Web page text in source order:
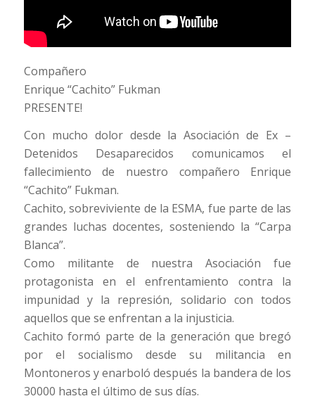
Compañero
Enrique “Cachito” Fukman
PRESENTE!
Con mucho dolor desde la Asociación de Ex –
Detenidos Desaparecidos comunicamos el
fallecimiento de nuestro compañero Enrique
“Cachito” Fukman.
Cachito, sobreviviente de la ESMA, fue parte de las
grandes luchas docentes, sosteniendo la “Carpa
Blanca”.
Como militante de nuestra Asociación fue
protagonista en el enfrentamiento contra la
impunidad y la represión, solidario con todos
aquellos que se enfrentan a la injusticia.
Cachito formó parte de la generación que bregó
por el socialismo desde su militancia en
Montoneros y enarboló después la bandera de los
30000 hasta el último de sus días.